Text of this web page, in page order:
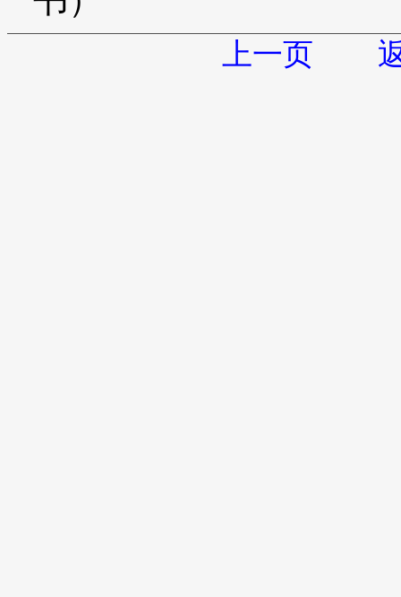
上一页